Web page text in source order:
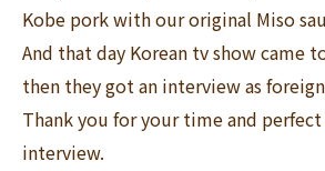
Kobe pork with our original Miso
And that day Korean tv show came
then they got an interview as
Thank you for your time and
interview.